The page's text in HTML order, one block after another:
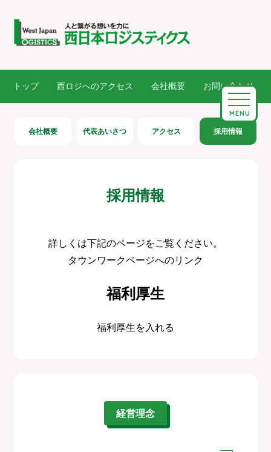
トップ 西ロジへのアクセス 会社概要 お問い合わせ
MENU
会社概要 代表あいさつ アクセス 採用情報
採用情報
詳しくは下記のページをご覧ください。
タウンワークページへのリンク
福利厚生
福利厚生を入れる
経営理念